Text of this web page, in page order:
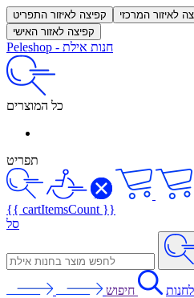
קפיצה לאיזור התפריט לאיזור המרכזי
קפיצה לאזור האישי
Peleshop - חנות אילת
כל המוצרים
תפריט
{{ cartItemsCount }}
סל
חיפוש